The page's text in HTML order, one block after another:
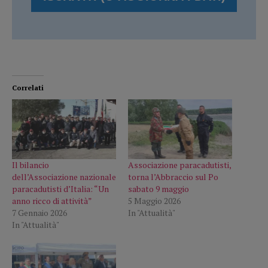
Correlati
Il bilancio
dell’Associazione nazionale
paracadutisti d’Italia: “Un
anno ricco di attività”
7 Gennaio 2026
In "Attualità"
Associazione paracadutisti,
torna l’Abbraccio sul Po
sabato 9 maggio
5 Maggio 2026
In "Attualità"